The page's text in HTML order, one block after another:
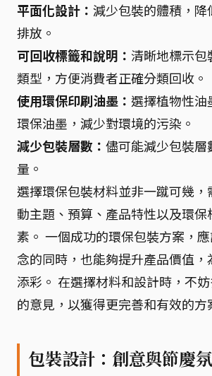
平面化設計： 減少包裝的體積，降
排放。
可回收標籤和說明： 清晰地標示
類型，方便消費者正確分類回收。
使用環保印刷油墨： 選擇植物性油
環保油墨，減少對環境的污染。
減少包裝層數： 儘可能減少包裝層
量。
選擇環保包裝材料並非一蹴可幾
動主題、預算、產品特性以及環保
素。 一個成功的環保包裝方案，
念的同時，也能夠提升產品價值
添彩。 在選擇材料和設計時，不
的意見，以獲得更完善和有效的方
包裝設計：創意與節慶